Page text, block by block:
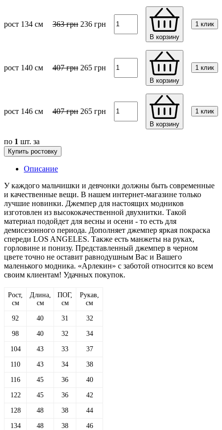
рост 134 см 363грн 236 грн
В корзину
1 клик
рост 140 см 407грн 265 грн
В корзину
1 клик
рост 146 см 407грн 265 грн
В корзину
1 клик
по 1 шт. за
Купить ростовку
Описание
У каждого мальчишки и девчонки должны быть современные
и качественные вещи. В нашем интернет-магазине только
лучшие новинки. Джемпер для настоящих модников
изготовлен из высококачественной двухнитки. Такой
материал подойдет для весны и осени - то есть для
демисезонного периода. Дополняет джемпер яркая покраска
спереди LOS ANGELES. Также есть манжеты на руках,
горловине и понизу. Представленный джемпер в черном
цвете точно не оставит равнодушным Вас и Вашего
маленького модника. «Арлекин» с заботой относится ко всем
своим клиентам! Удачных покупок.
Рост,
см
Длина,
см
ПОГ,
см
Рукав,
см
92 40 31 32
98 40 32 34
104 43 33 37
110 43 34 38
116 45 36 40
122 45 36 42
128 48 38 44
134 48 38 46